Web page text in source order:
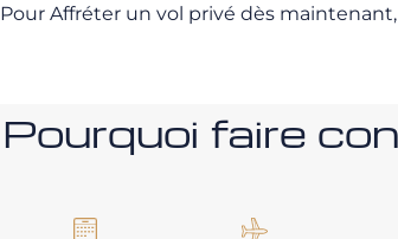
Pour Affréter un vol privé dès
Pourquoi faire